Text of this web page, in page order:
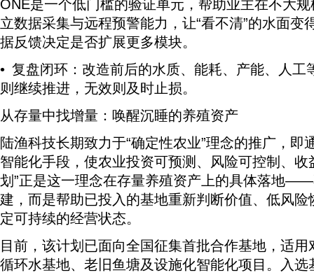
ONE是一个低门槛的验证单元，帮助业主在不大
立数据采集与远程预警能力，让“看不清”的水面变
据反馈决定是否扩展更多模块。
• 复盘闭环：改造前后的水质、能耗、产能、人工
则继续推进，无效则及时止损。
从存量中找增量：唤醒沉睡的养殖资产
陆渔科技长期致力于“确定性农业”理念的推广，即
智能化手段，使农业投资可预测、风险可控制、收
划”正是这一理念在存量养殖资产上的具体落地
建，而是帮助已投入的基地重新判断价值、低风
定可持续的经营状态。
目前，该计划已面向全国征集首批合作基地，适
循环水基地、老旧鱼塘及设施化智能化项目。入